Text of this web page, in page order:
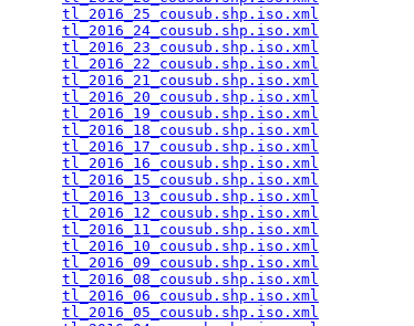
tl_2016_25_cousub.shp.iso.xml
tl_2016_24_cousub.shp.iso.xml
tl_2016_23_cousub.shp.iso.xml
tl_2016_22_cousub.shp.iso.xml
tl_2016_21_cousub.shp.iso.xml
tl_2016_20_cousub.shp.iso.xml
tl_2016_19_cousub.shp.iso.xml
tl_2016_18_cousub.shp.iso.xml
tl_2016_17_cousub.shp.iso.xml
tl_2016_16_cousub.shp.iso.xml
tl_2016_15_cousub.shp.iso.xml
tl_2016_13_cousub.shp.iso.xml
tl_2016_12_cousub.shp.iso.xml
tl_2016_11_cousub.shp.iso.xml
tl_2016_10_cousub.shp.iso.xml
tl_2016_09_cousub.shp.iso.xml
tl_2016_08_cousub.shp.iso.xml
tl_2016_06_cousub.shp.iso.xml
tl_2016_05_cousub.shp.iso.xml